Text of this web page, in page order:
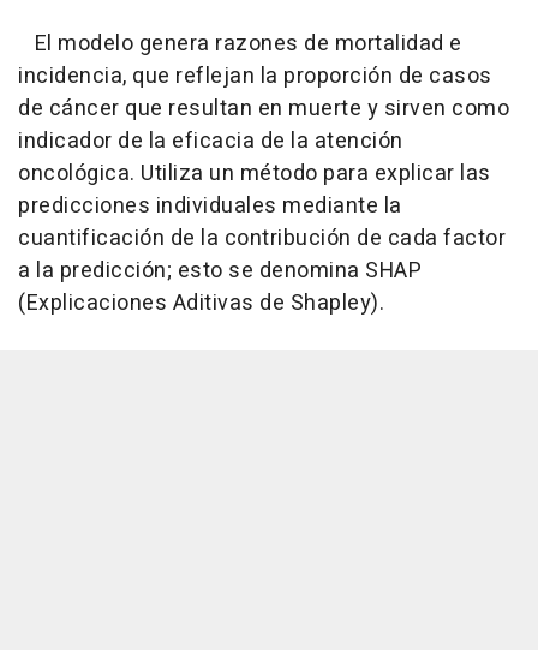
El modelo genera razones de mortalidad e
incidencia, que reflejan la proporción de casos
de cáncer que resultan en muerte y sirven como
indicador de la eficacia de la atención
oncológica. Utiliza un método para explicar las
predicciones individuales mediante la
cuantificación de la contribución de cada factor
a la predicción; esto se denomina SHAP
(Explicaciones Aditivas de Shapley).